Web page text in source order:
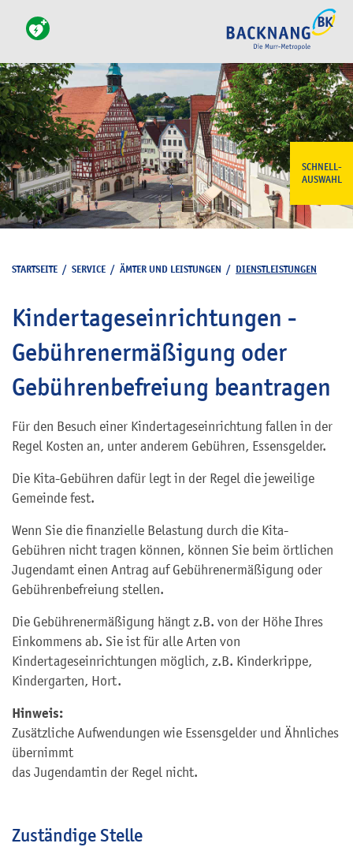
SCHNELL-
AUSWAHL
STARTSEITE / SERVICE / ÄMTER UND LEISTUNGEN / DIENSTLEISTUNGEN
Kindertageseinrichtungen -
Gebührenermäßigung oder
Gebührenbefreiung beantragen
Für den Besuch einer Kindertageseinrichtung fallen in der
Regel Kosten an, unter anderem Gebühren, Essensgelder.
Die Kita-Gebühren dafür legt in der Regel die jeweilige
Gemeinde fest.
Wenn Sie die finanzielle Belastung durch die Kita-
Gebühren nicht tragen können, können Sie beim örtlichen
Jugendamt einen Antrag auf Gebührenermäßigung oder
Gebührenbefreiung stellen.
Die Gebührenermäßigung hängt z.B. von der Höhe Ihres
Einkommens ab. Sie ist für alle Arten von
Kindertageseinrichtungen möglich, z.B. Kinderkrippe,
Kindergarten, Hort.
Hinweis:
Zusätzliche Aufwendungen wie Essensgelder und Ähnliches
übernimmt
das Jugendamtin der Regel nicht.
Zuständige Stelle